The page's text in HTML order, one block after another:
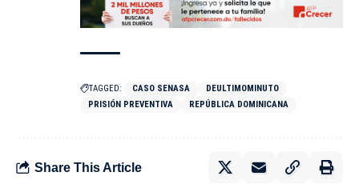
TAGGED: CASO SENASA
DEULTIMOMINUTO
PRISIÓN PREVENTIVA
REPÚBLICA DOMINICANA
Share This Article